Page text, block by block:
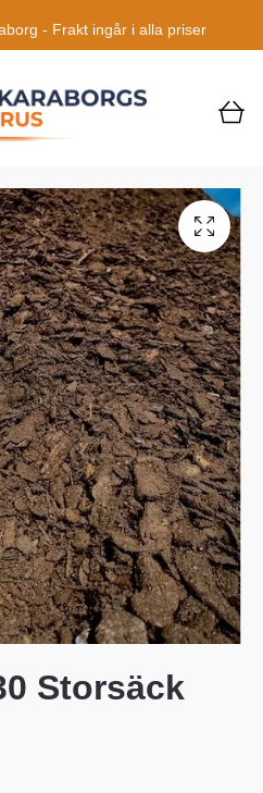
- Frakt ingår i alla priser
Storsäck